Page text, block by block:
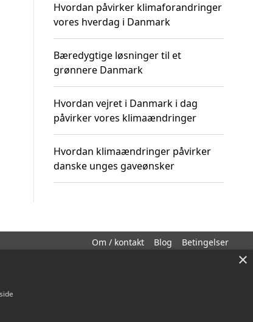
Hvordan påvirker klimaforandringer
vores hverdag i Danmark
Bæredygtige løsninger til et
grønnere Danmark
Hvordan vejret i Danmark i dag
påvirker vores klimaændringer
Hvordan klimaændringer påvirker
danske unges gaveønsker
Om / kontakt Blog Betingelser
×